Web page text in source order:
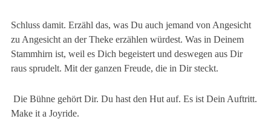
Schluss damit. Erzähl das, was Du auch jemand von Angesicht
zu Angesicht an der Theke erzählen würdest. Was in Deinem
Stammhirn ist, weil es Dich begeistert und deswegen aus Dir
raus sprudelt. Mit der ganzen Freude, die in Dir steckt.
Die Bühne gehört Dir. Du hast den Hut auf. Es ist Dein Auftritt.
Make it a Joyride.